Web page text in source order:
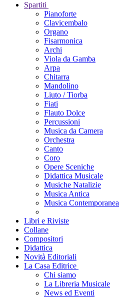
Spartiti
Pianoforte
Clavicembalo
Organo
Fisarmonica
Archi
Viola da Gamba
Arpa
Chitarra
Mandolino
Liuto / Tiorba
Fiati
Flauto Dolce
Percussioni
Musica da Camera
Orchestra
Canto
Coro
Opere Sceniche
Didattica Musicale
Musiche Natalizie
Musica Antica
Musica Contemporanea
Libri e Riviste
Collane
Compositori
Didattica
Novità Editoriali
La Casa Editrice
Chi siamo
La Libreria Musicale
News ed Eventi